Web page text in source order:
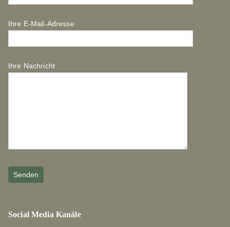
Ihre E-Mail-Adresse
Ihre Nachricht
Social Media Kanäle